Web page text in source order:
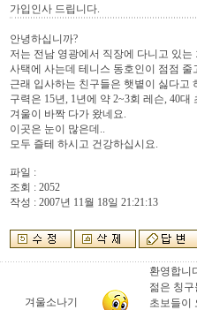
가입인사 드립니다.
안녕하십니까?
저는 전남 영광에서 직장에 다니고 있는
사택에 사는데 테니스 동호인이 점점 줄
근래 입사하는 친구들은 햇볕이 싫다고
구력은 15년, 1년에 약 2~3회 레슨, 40
겨울이 바짝 다가 왔네요.
이곳은 눈이 많은데..
모두 즐테 하시고 건강하십시요.
파일 :
조회 : 2052
작성 : 2007년 11월 18일 21:21:13
겨울소나기
환영합니
젊은 칭
초보들이